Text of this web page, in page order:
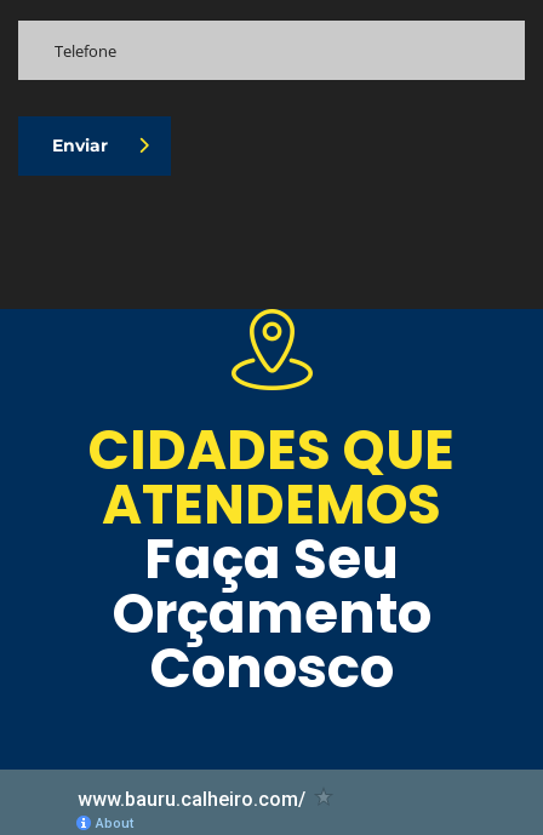
Enviar
CIDADES QUE
ATENDEMOS
Faça Seu
Orçamento
Conosco